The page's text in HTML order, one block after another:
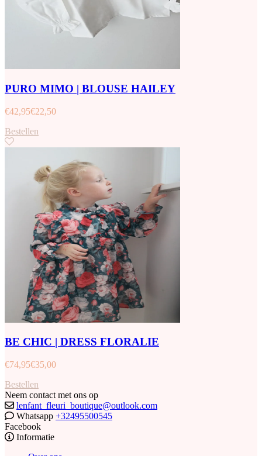
PURO MIMO | BLOUSE HAILEY
€42,95€22,50
Bestellen
BE CHIC | DRESS FLORALIE
€74,95€35,00
Bestellen
Neem contact met ons op
lenfant_fleuri_boutique@outlook.com
Whatsapp +32495500545
Facebook
Informatie